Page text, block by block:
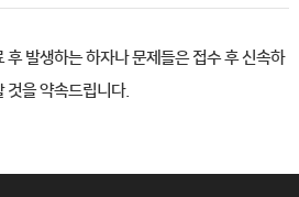
후 발생하는 하자나 문제들은 접수 후 신속하
것을 약속드립니다.